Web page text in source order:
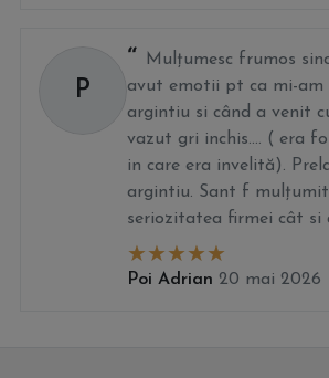
P
Mulțumesc frumos
avut emotii pt ca mi-am
argintiu si când a venit
vazut gri inchis.... ( era
in care era invelită).
argintiu. Sant f
seriozitatea firmei cât si
Poi Adrian 20 mai 2026